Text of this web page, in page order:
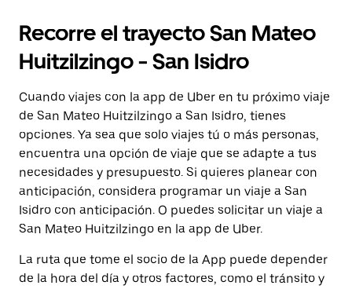
Recorre el trayecto San Mateo
Huitzilzingo - San Isidro
Cuando viajes con la app de Uber en tu próximo viaje
de San Mateo Huitzilzingo a San Isidro, tienes
opciones. Ya sea que solo viajes tú o más personas,
encuentra una opción de viaje que se adapte a tus
necesidades y presupuesto. Si quieres planear con
anticipación, considera programar un viaje a San
Isidro con anticipación. O puedes solicitar un viaje a
San Mateo Huitzilzingo en la app de Uber.
La ruta que tome el socio de la App puede depender
de la hora del día y otros factores, como el tránsito y